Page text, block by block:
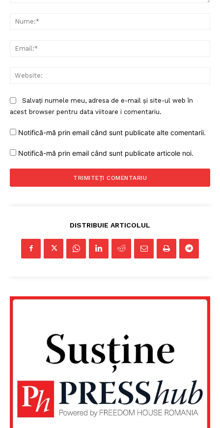
Salvați numele meu, adresa de e-mail și site-ul web în
acest browser pentru data viitoare i comentariu.
Notifică-mă prin email când sunt publicate alte comentarii.
Notifică-mă prin email când sunt publicate articole noi.
DISTRIBUIE ARTICOLUL